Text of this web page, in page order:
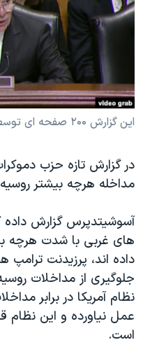
فرهنگ و زندگی
حقوق شهروندی
اقتصادی
علم و فناوری
اسرائیل در جنگ
آرشیو پخش زنده
مستندها
انتخابات ریاست جمهوری آمریکا
حمله جمهوری اسلامی به
رمز مهسا
ورزش زنان در ایران
مجموعه مستندهای دادخواهی
تریبونال مردمی آبان ۹۸
دادگاه حمید نوری
چهل سال گروگان‌گیری
قانون شفافیت دارائی کادر
اعتراضات مردمی آبان ۹۸
اسرائیل در جنگ
نرگس محمدی برنده جایزه
دنبال کنید
زبانهای مختلف
این گزارش ۲۰۰ صفحه ای توسط بن کارین منتشر شده است.
در گزارش تازه حزب
مداخله هرچه بیشتر
آسوشیتدپرس گزارش داده
های غربی با شدت هرچه
داده اند، پرزیدنت ترامپ
جلوگیری از مداخلات
نظام آمریکا در برابر
عمل نیاورده و این نظام
است.